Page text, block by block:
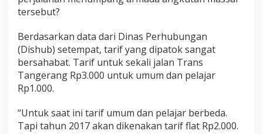
tersebut?
Berdasarkan data dari Dinas Perhubungan
(Dishub) setempat, tarif yang dipatok sangat
bersahabat. Tarif untuk sekali jalan Trans
Tangerang Rp3.000 untuk umum dan pelajar
Rp1.000.
“Untuk saat ini tarif umum dan pelajar berbeda.
Tapi tahun 2017 akan dikenakan tarif flat Rp2.000.